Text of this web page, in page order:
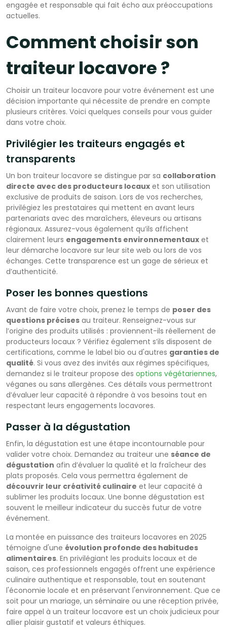
engagée et responsable qui fait écho aux préoccupations
actuelles.
Comment choisir son
traiteur locavore ?
Choisir un traiteur locavore pour votre événement est une
décision importante qui nécessite de prendre en compte
plusieurs critères. Voici quelques conseils pour vous guider
dans votre choix.
Privilégier les traiteurs engagés et
transparents
Un bon traiteur locavore se distingue par sa collaboration
directe avec des producteurs locaux et son utilisation
exclusive de produits de saison. Lors de vos recherches,
privilégiez les prestataires qui mettent en avant leurs
partenariats avec des maraîchers, éleveurs ou artisans
régionaux. Assurez-vous également qu’ils affichent
clairement leurs engagements environnementaux et
leur démarche locavore sur leur site web ou lors de vos
échanges. Cette transparence est un gage de sérieux et
d’authenticité.
Poser les bonnes questions
Avant de faire votre choix, prenez le temps de poser des
questions précises au traiteur. Renseignez-vous sur
l’origine des produits utilisés : proviennent-ils réellement de
producteurs locaux ? Vérifiez également s’ils disposent de
certifications, comme le label bio ou d'autres garanties de
qualité. Si vous avez des invités aux régimes spécifiques,
demandez si le traiteur propose des options végétariennes,
véganes ou sans allergènes. Ces détails vous permettront
d’évaluer leur capacité à répondre à vos besoins tout en
respectant leurs engagements locavores.
Passer à la dégustation
Enfin, la dégustation est une étape incontournable pour
valider votre choix. Demandez au traiteur une séance de
dégustation afin d’évaluer la qualité et la fraîcheur des
plats proposés. Cela vous permettra également de
découvrir leur créativité culinaire et leur capacité à
sublimer les produits locaux. Une bonne dégustation est
souvent le meilleur indicateur du succès futur de votre
événement.
La montée en puissance des traiteurs locavores en 2025
témoigne d'une évolution profonde des habitudes
alimentaires. En privilégiant les produits locaux et de
saison, ces professionnels engagés offrent une expérience
culinaire authentique et responsable, tout en soutenant
l'économie locale et en préservant l'environnement. Que ce
soit pour un mariage, un séminaire ou une réception privée,
faire appel à un traiteur locavore est un choix judicieux pour
allier plaisir gustatif et valeurs éthiques.